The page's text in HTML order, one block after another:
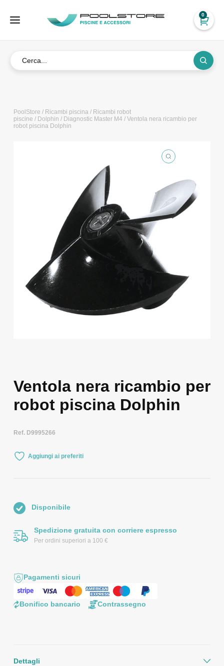
0
PoolStore / Ricambi piscina/ Ricambi robot
piscine / Dolphin / Diagnostic Master M4 / Ventola nera ricambio per
robot piscina Dolphin
Ventola nera ricambio per
robot piscina Dolphin
Ref. D9995266
Aggiungi ai preferiti
Disponibile
Spedizione gratuita con corriere espresso
Per ordini superiori a 100 €
Pagamenti sicuri
Bonifico bancario Contrassegno
Dettagli